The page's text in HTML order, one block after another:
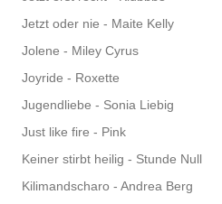
Jetzt oder nie - Maite Kelly
Jolene - Miley Cyrus
Joyride - Roxette
Jugendliebe - Sonia Liebig
Just like fire - Pink
Keiner stirbt heilig - Stunde Null
Kilimandscharo - Andrea Berg